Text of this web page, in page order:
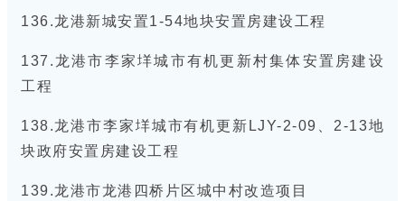
136.龙港新城安置1-54地块安置房建设工程
137.龙港市李家垟城市有机更新村集体安置房建设
工程
138.龙港市李家垟城市有机更新LJY-2-09、2-13地
块政府安置房建设工程
139.龙港市龙港四桥片区城中村改造项目